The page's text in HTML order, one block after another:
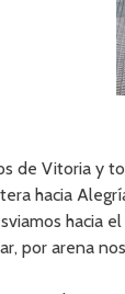
de Vitoria y
hacia
hacia
por arena